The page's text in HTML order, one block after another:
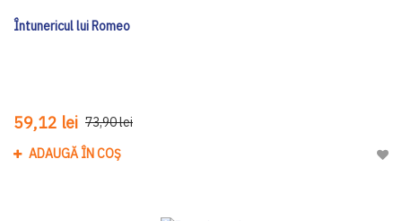
Întunericul lui Romeo
59,12 lei 73,90 lei
ADAUGĂ ÎN COȘ